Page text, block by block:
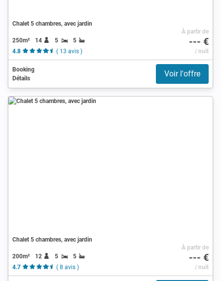
Chalet 5 chambres, avec jardin
250m² 14 5
5
4.8
( 13 avis )
À partir de
--- €
/ nuit
Booking
Détails
Voir l'offre
Chalet 5 chambres, avec jardin
200m² 12 5
5
4.7
( 8 avis )
À partir de
--- €
/ nuit